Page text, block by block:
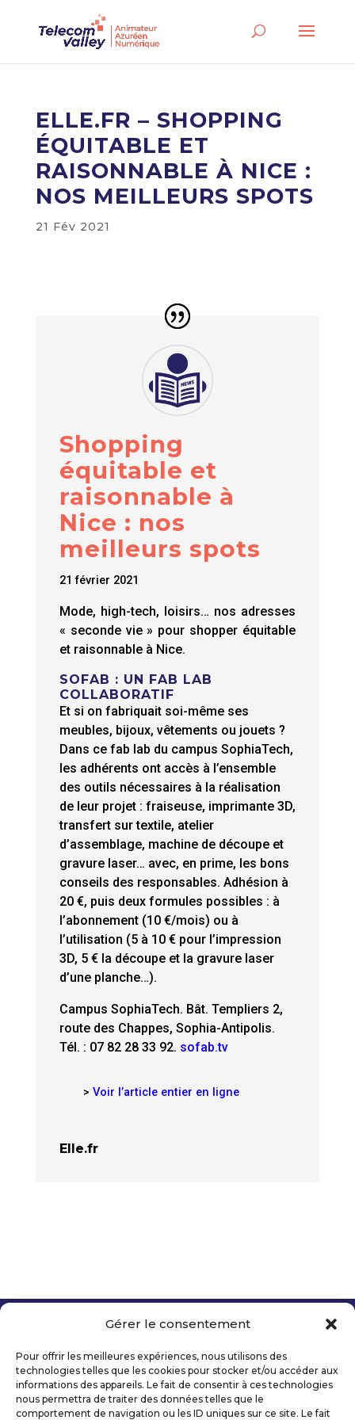
Gérer le consentement
Pour offrir les meilleures expériences, nous utilisons des
technologies telles que les cookies pour stocker et/ou accéder aux
informations des appareils. Le fait de consentir à ces technologies
nous permettra de traiter des données telles que le
comportement de navigation ou les ID uniques sur ce site. Le fait
ELLE.FR – SHOPPING
ÉQUITABLE ET
RAISONNABLE À NICE :
NOS MEILLEURS SPOTS
21 Fév 2021
Shopping
équitable et
raisonnable à
Nice : nos
meilleurs spots
21 février 2021
Mode, high-tech, loisirs… nos adresses
« seconde vie » pour shopper équitable
et raisonnable à Nice.
SOFAB : UN FAB LAB
COLLABORATIF
Et si on fabriquait soi-même ses
meubles, bijoux, vêtements ou jouets ?
Dans ce fab lab du campus SophiaTech,
les adhérents ont accès à l’ensemble
des outils nécessaires à la réalisation
de leur projet : fraiseuse, imprimante 3D,
transfert sur textile, atelier
d’assemblage, machine de découpe et
gravure laser… avec, en prime, les bons
conseils des responsables. Adhésion à
20 €, puis deux formules possibles : à
l’abonnement (10 €/mois) ou à
l’utilisation (5 à 10 € pour l’impression
3D, 5 € la découpe et la gravure laser
d’une planche…).
Campus SophiaTech. Bât. Templiers 2,
route des Chappes, Sophia-Antipolis.
Tél. : 07 82 28 33 92. sofab.tv
> Voir l’article entier en ligne
Elle.fr
Mentions légales
Politique de confidentialité
Déclaration d’accessibilité numérique